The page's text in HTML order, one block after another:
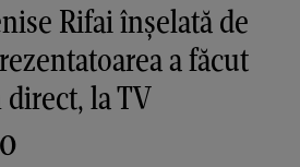
Rifai înșelată de
a făcut
la TV